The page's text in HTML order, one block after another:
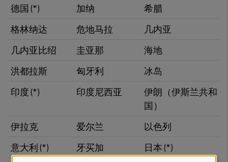
德国 (*)​ 加纳
希腊
格林纳达
危地马拉
几内亚
​几内亚比绍
圭亚那
海地
洪都拉斯
匈牙利
冰岛
印度 (*)
​印度尼西亚
伊朗（伊斯兰共和
国）
伊拉克
​爱尔兰
以色列
意大利 (*)​
牙买加
​日本 (*)